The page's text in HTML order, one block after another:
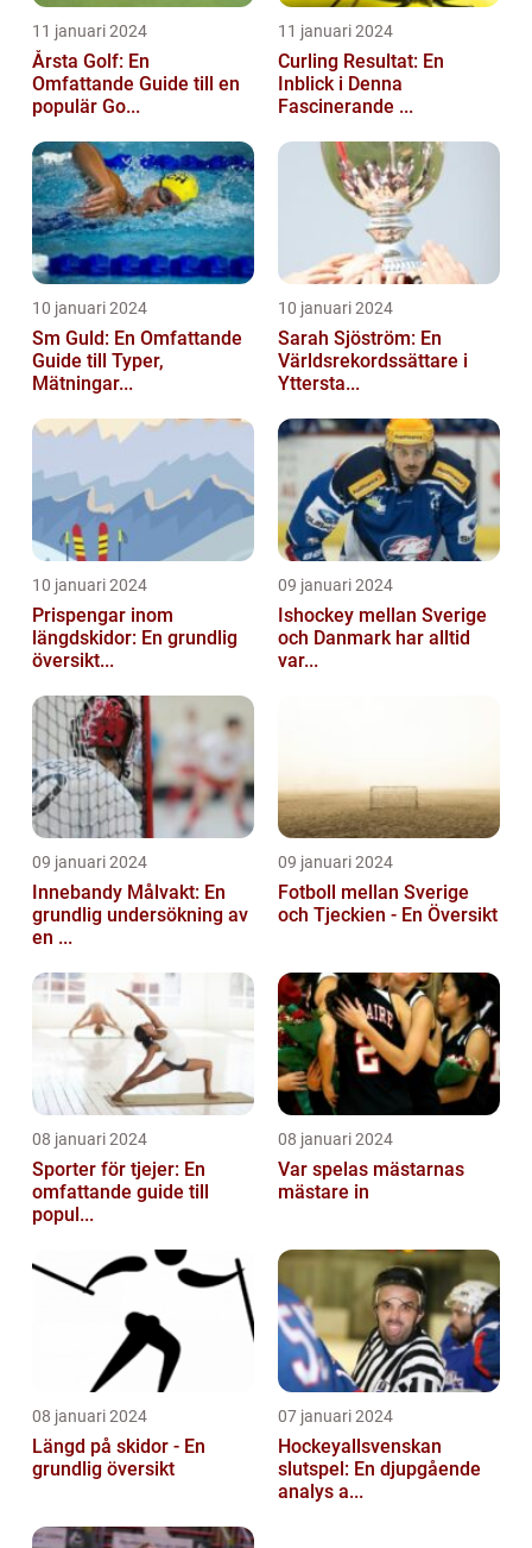
11 januari 2024
Årsta Golf: En
Omfattande Guide till en
populär Go...
11 januari 2024
Curling Resultat: En
Inblick i Denna
Fascinerande ...
10 januari 2024
Sm Guld: En Omfattande
Guide till Typer,
Mätningar...
10 januari 2024
Sarah Sjöström: En
Världsrekordssättare i
Yttersta...
10 januari 2024
Prispengar inom
längdskidor: En grundlig
översikt...
09 januari 2024
Ishockey mellan Sverige
och Danmark har alltid
var...
09 januari 2024
Innebandy Målvakt: En
grundlig undersökning av
en ...
09 januari 2024
Fotboll mellan Sverige
och Tjeckien - En Översikt
08 januari 2024
Sporter för tjejer: En
omfattande guide till
popul...
08 januari 2024
Var spelas mästarnas
mästare in
08 januari 2024
Längd på skidor - En
grundlig översikt
07 januari 2024
Hockeyallsvenskan
slutspel: En djupgående
analys a...